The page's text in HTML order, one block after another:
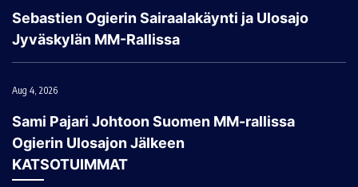
Sebastien Ogierin Sairaalakäynti ja Ulosajo
Jyväskylän MM-Rallissa
Aug 4, 2026
Sami Pajari Johtoon Suomen MM-rallissa
Ogierin Ulosajon Jälkeen
KATSOTUIMMAT